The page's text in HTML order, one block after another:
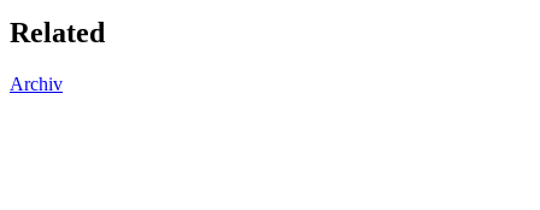
Related
Archiv